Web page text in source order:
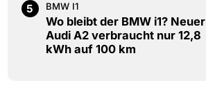
5 BMW I1
Wo bleibt der BMW i1? Neuer
Audi A2 verbraucht nur 12,8
kWh auf 100 km